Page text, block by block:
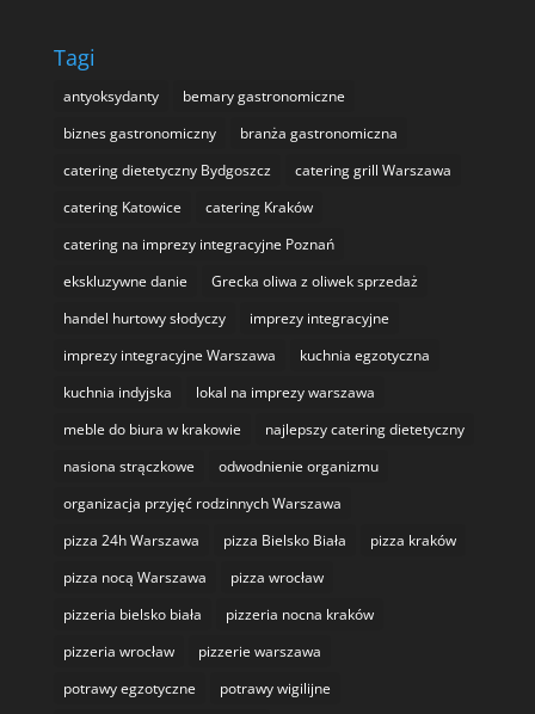
Tagi
antyoksydanty
bemary gastronomiczne
biznes gastronomiczny
branża gastronomiczna
catering dietetyczny Bydgoszcz
catering grill Warszawa
catering Katowice
catering Kraków
catering na imprezy integracyjne Poznań
ekskluzywne danie
Grecka oliwa z oliwek sprzedaż
handel hurtowy słodyczy
imprezy integracyjne
imprezy integracyjne Warszawa
kuchnia egzotyczna
kuchnia indyjska
lokal na imprezy warszawa
meble do biura w krakowie
najlepszy catering dietetyczny
nasiona strączkowe
odwodnienie organizmu
organizacja przyjęć rodzinnych Warszawa
pizza 24h Warszawa
pizza Bielsko Biała
pizza kraków
pizza nocą Warszawa
pizza wrocław
pizzeria bielsko biała
pizzeria nocna kraków
pizzeria wrocław
pizzerie warszawa
potrawy egzotyczne
potrawy wigilijne